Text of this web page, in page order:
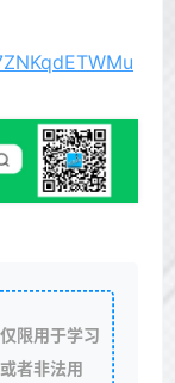
限用于学习
者非法用